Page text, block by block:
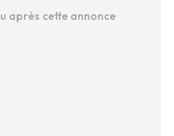
après cette annonce